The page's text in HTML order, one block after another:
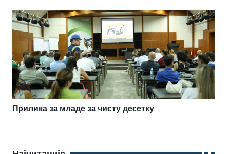
Прилика за младе за чисту десетку